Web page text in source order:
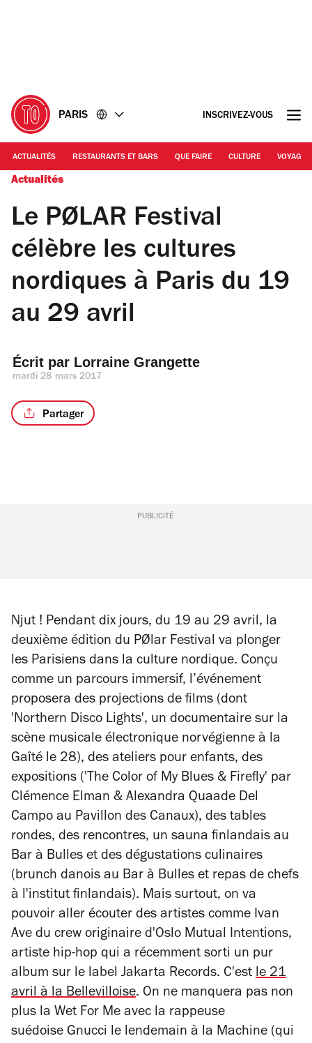
PARIS INSCRIVEZ-VOUS
ACTUALITÉS RESTAURANTS ET BARS QUE FAIRE CULTURE VOYAGE
Actualités
Le PØLAR Festival
célèbre les cultures
nordiques à Paris du 19
au 29 avril
Écrit par Lorraine Grangette
mardi 28 mars 2017
Partager
PUBLICITÉ
Njut ! Pendant dix jours, du 19 au 29 avril, la
deuxième édition du PØlar Festival va plonger
les Parisiens dans la culture nordique. Conçu
comme un parcours immersif, l’événement
proposera des projections de films (dont
'Northern Disco Lights', un documentaire sur la
scène musicale électronique norvégienne à la
Gaîté le 28), des ateliers pour enfants, des
expositions ('The Color of My Blues & Firefly' par
Clémence Elman & Alexandra Quaade Del
Campo au Pavillon des Canaux), des tables
rondes, des rencontres, un sauna finlandais au
Bar à Bulles et des dégustations culinaires
(brunch danois au Bar à Bulles et repas de chefs
à l'institut finlandais). Mais surtout, on va
pouvoir aller écouter des artistes comme Ivan
Ave du crew originaire d'Oslo Mutual Intentions,
artiste hip-hop qui a récemment sorti un pur
album sur le label Jakarta Records. C'est le 21
avril à la Bellevilloise. On ne manquera pas non
plus la Wet For Me avec la rappeuse
suédoise Gnucci le lendemain à la Machine (qui